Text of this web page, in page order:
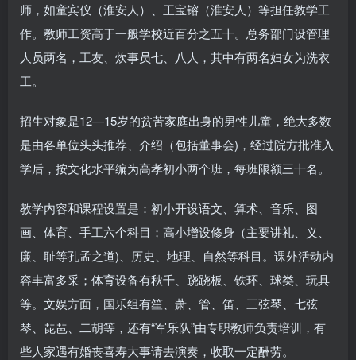
师，如童宾仪（淮安人）、王宝镕（淮安人）等担任教学工
作。教师工资高于一般学校近百分之五十。总务部门设管理
人员两名，工友、炊事员七、八人，其中有两名妇女为洗衣
工。
招生对象是12—15岁的贫苦家庭出身的男性儿童，绝大多数
是由各单位头头推荐、介绍（包括董事会)，经过院方批准入
学后，按文化水平编为高孝初小两个班，每班限额三十名。
教学内容和课程设置是：初小开设语文、算术、音乐、图
画、体育、手工六个科目；高小增设修身（主要讲礼、义、
廉、耻等孔孟之道)、历史、地理、自然等科目。课外活动内
容丰富多采；体育设备有秋千、跷跷板、铁环、球类、玩具
等。文娱方面，国乐组有笙、萧、管、笛、三弦琴、七弦
琴、琵琶、二胡等，还有“军乐队”由专职教师负责培训，有
些人家遇有婚丧喜寿大事请去演奏，收取一定酬劳。